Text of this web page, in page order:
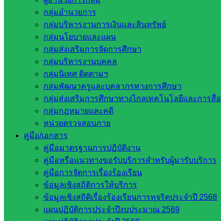
กลุ่มอำนวยการ
กลุ่มบริหารงานการเงินและสินทรัพย์
กลุ่มนโยบายและแผน
กลุ่มส่งเสริมการจัดการศึกษา
กลุ่มบริหารงานบุคคล
กลุ่มนิเทศ ติดตามฯ
กลุ่มพัฒนาครูและบุคลากรทางการศึกษา
กลุ่มส่งเสริมการศึกษาทางไกลเทคโนโลยีและการสื่
กลุ่มกฎหมายและคดี
หน่วยตรวจสอบภาย
คู่มือ/เอกสาร
คู่มือมาตรฐานการปฏิบัติงาน
คู่มือหรือแนวทางขอรับบริการสำหรับผู้มารับบริการ
คู่มือการจัดการเรื่องร้องเรียน
ข้อมูลเชิงสถิติการให้บริการ
ข้อมูลเชิงสถิติเรื่องร้องเรียนการทุจริตประจำปี 2568
แผนปฏิบัติการประจำปีงบประมาณ 2569
งานประชาสัมพันธ์ สพป.สก.2
หน่วยงานที่เกี่ยวข้อง
กระทรวงศึกษาธิการ
กระทรวงการอุดมศึกษา
สำนักงานเลขาธิการสภาการศึกษา
สำนักงานคณะกรรมการการอาชีวศึกษา
สำนักงานคณะกรรมการการศึกษาขั้นพื้น
ฐาน